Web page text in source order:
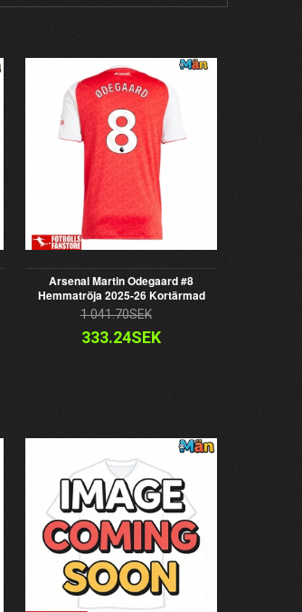
Arsenal Martin Odegaard #8
Hemmatröja 2025-26 Kortärmad
1 041.70SEK
333.24SEK